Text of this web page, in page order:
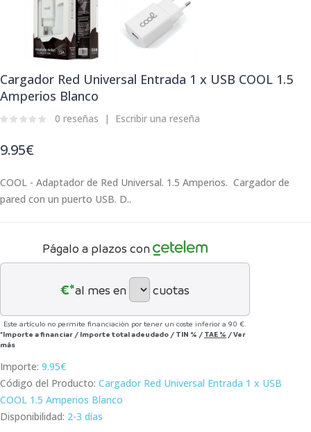
Cargador Red Universal Entrada 1 x USB COOL 1.5
Amperios Blanco
0 reseñas Escribir una reseña
9.95€
COOL - Adaptador de Red Universal. 1.5 Amperios. Cargador de
pared con un puerto USB. D..
Págalo a plazos con
€*al mes en cuotas
Este artículo no permite financiación por tener un coste inferior a 90 €.
*Importe a financiar / Importe total adeudado / TIN % / TAE % /Ver
más
Importe: 9.95€
Código del Producto: Cargador Red Universal Entrada 1 x USB
COOL 1.5 Amperios Blanco
Disponibilidad: 2-3 días